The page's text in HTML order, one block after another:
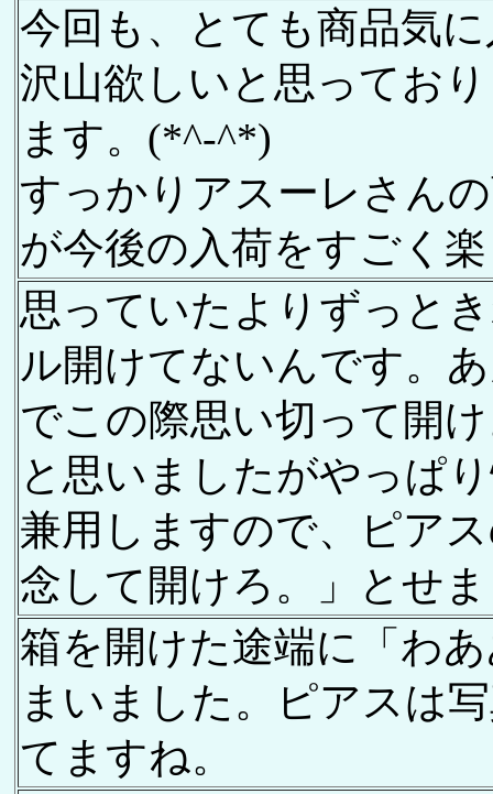
今回も、とても商品気
沢山欲しいと思ってお
ます。(*^-^*)
すっかりアスーレさん
が今後の入荷をすごく
思っていたよりずっと
ル開けてないんです。
でこの際思い切って開
と思いましたがやっぱ
兼用しますので、ピア
念して開けろ。」とせ
箱を開けた途端に「わ
まいました。ピアスは
てますね。